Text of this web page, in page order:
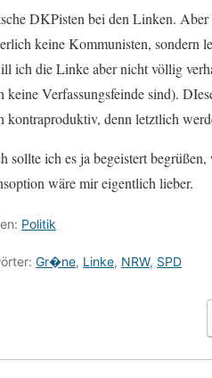
DKPisten bei den Linken.
keine Kommunisten, sondern
ich die Linke aber nicht völlig
keine Verfassungsfeinde sind).
kontraproduktiv, denn letztlich
sollte ich es ja begeistert
wäre mir eigentlich lieber.
Politik
Gr�ne, Linke, NRW, SPD